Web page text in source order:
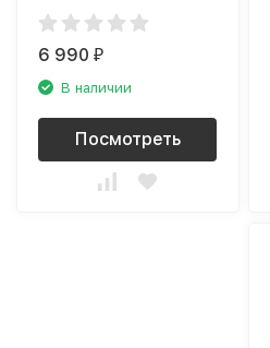
WCCCHWH
6 990₽
В наличии
Посмотреть